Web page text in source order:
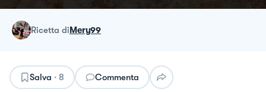
ricetta diMery99
Salva · 8 Commenta